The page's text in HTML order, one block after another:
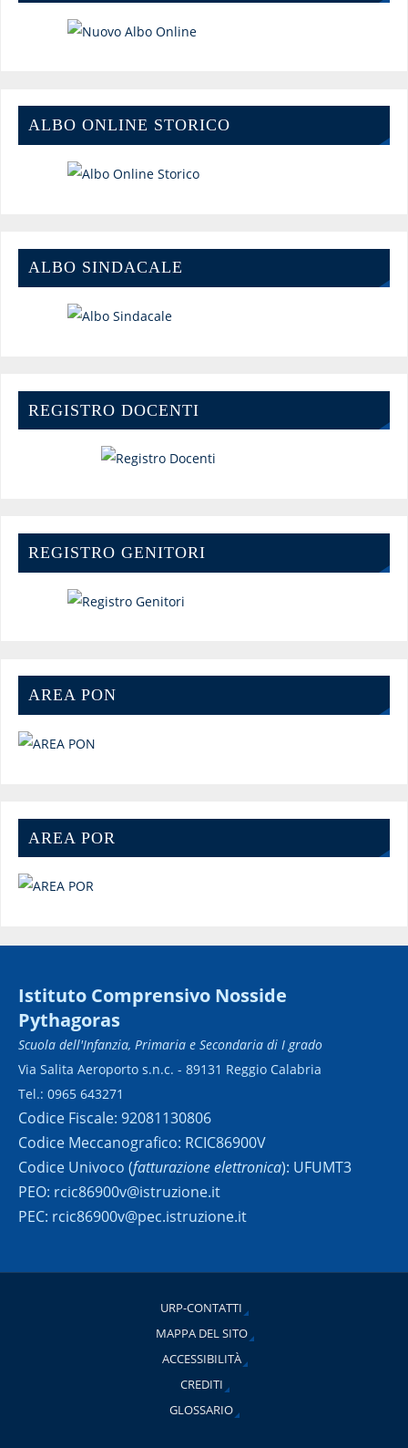
ALBO ONLINE STORICO
ALBO SINDACALE
REGISTRO DOCENTI
REGISTRO GENITORI
AREA PON
AREA POR
Istituto Comprensivo Nosside
Pythagoras
Scuola dell'Infanzia, Primaria e Secondaria di I grado
Via Salita Aeroporto s.n.c. - 89131 Reggio Calabria
Tel.: 0965 643271
Codice Fiscale: 92081130806
Codice Meccanografico: RCIC86900V
Codice Univoco (fatturazione elettronica): UFUMT3
PEO: rcic86900v@istruzione.it
PEC: rcic86900v@pec.istruzione.it
URP-CONTATTI
MAPPA DEL SITO
ACCESSIBILITÀ
CREDITI
GLOSSARIO